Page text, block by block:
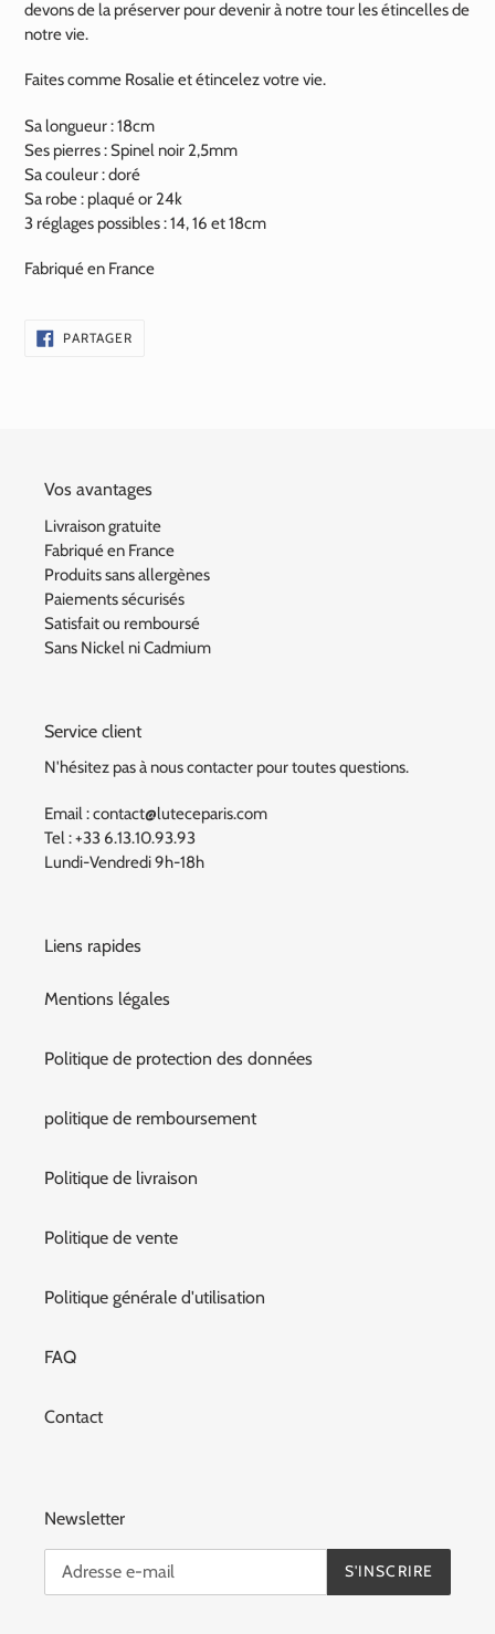
devons de la préserver pour devenir à notre tour les étincelles de
notre vie.
Faites comme Rosalie et étincelez votre vie.
Sa longueur : 18cm
Ses pierres :Spinel noir 2,5mm
Sa couleur : doré
Sa robe : plaqué or 24k
3 réglages possibles : 14, 16 et 18cm
Fabriqué en France
PARTAGERPARTAGER
SUR
Vos avantages
Livraison gratuite
Fabriqué en France
Produits sans allergènes
Paiements sécurisés
Satisfait ou remboursé
Sans Nickel ni Cadmium
Service client
N'hésitez pas à nous contacter pour toutes questions.
Email : contact@luteceparis.com
Tel : +33 6.13.10.93.93
Lundi-Vendredi 9h-18h
Liens rapides
Mentions légales
Politique de protection des données
politique de remboursement
Politique de livraison
Politique de vente
Politique générale d'utilisation
FAQ
Contact
Newsletter
S'INSCRIRE